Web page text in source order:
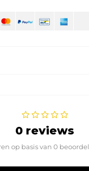
0 reviews
op basis van 0